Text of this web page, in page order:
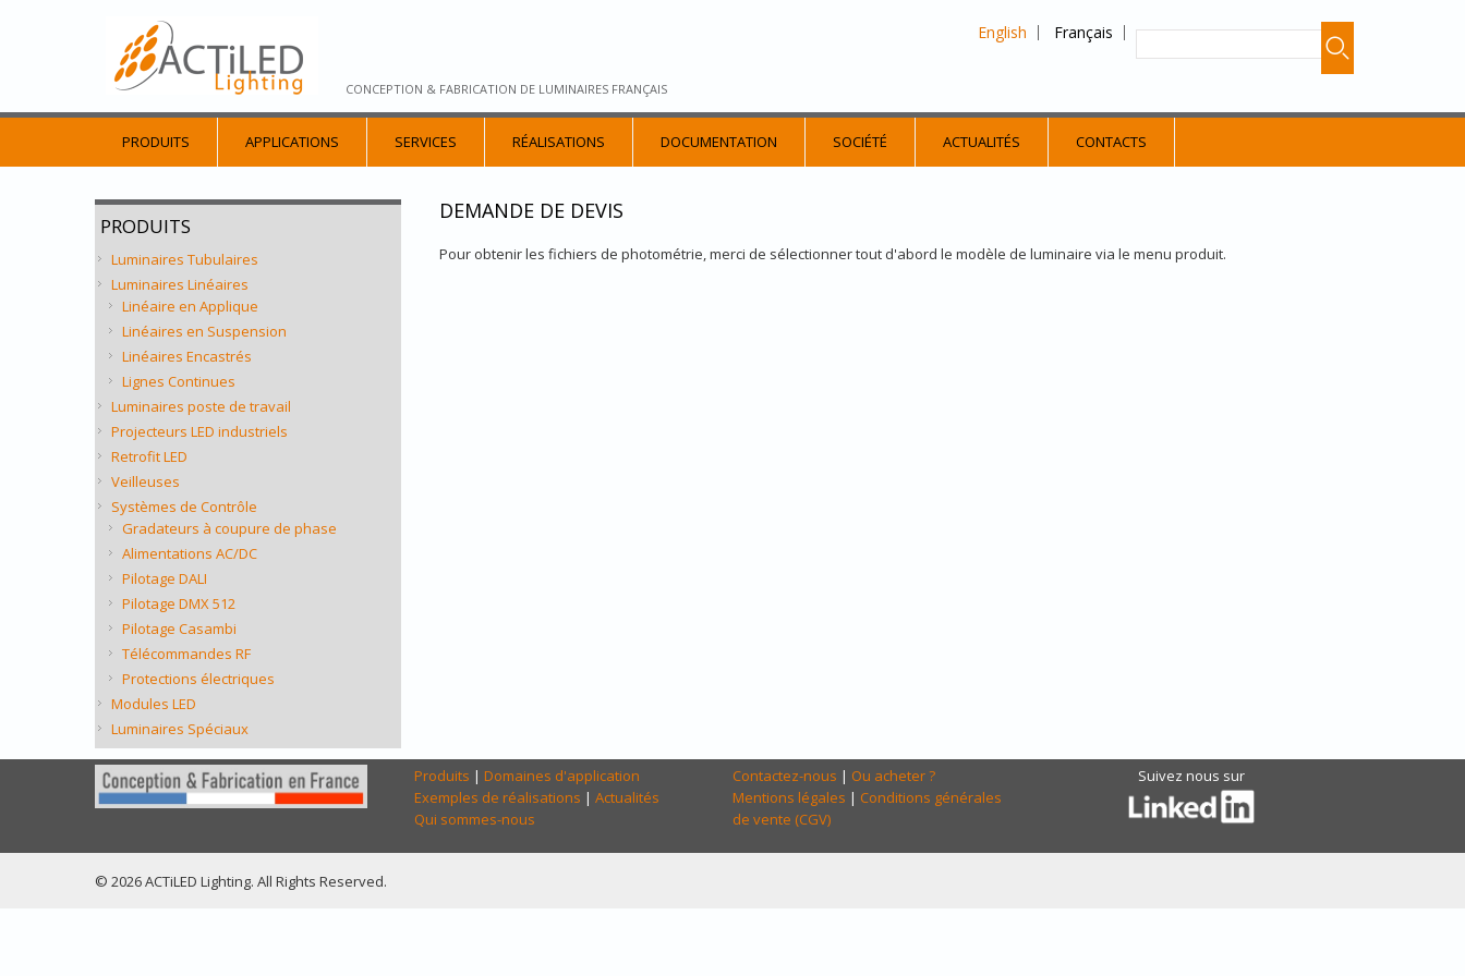
CONCEPTION & FABRICATION DE LUMINAIRES FRANÇAIS
English Français
PRODUITS APPLICATIONS SERVICES RÉALISATIONS DOCUMENTATION SOCIÉTÉ ACTUALITÉS CONTACTS
DEMANDE DE DEVIS
Pour obtenir les fichiers de photométrie, merci de sélectionner tout d'abord le modèle de luminaire via le menu produit.
PRODUITS
Luminaires Tubulaires
Luminaires Linéaires
Linéaire en Applique
Linéaires en Suspension
Linéaires Encastrés
Lignes Continues
Luminaires poste de travail
Projecteurs LED industriels
Retrofit LED
Veilleuses
Systèmes de Contrôle
Gradateurs à coupure de phase
Alimentations AC/DC
Pilotage DALI
Pilotage DMX 512
Pilotage Casambi
Télécommandes RF
Protections électriques
Modules LED
Luminaires Spéciaux
Produits | Domaines d'application
Exemples de réalisations | Actualités
Qui sommes-nous
Contactez-nous | Ou acheter ?
Mentions légales | Conditions générales
de vente (CGV)
Suivez nous sur
© 2026 ACTiLED Lighting. All Rights Reserved.